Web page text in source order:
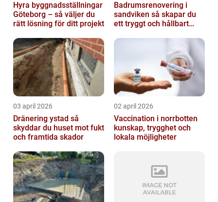
Hyra byggnadsställningar
Göteborg – så väljer du
rätt lösning för ditt projekt
Badrumsrenovering i
sandviken så skapar du
ett tryggt och hållbart
03 april 2026
Dränering ystad så
skyddar du huset mot fukt
och framtida skador
02 april 2026
Vaccination i norrbotten
kunskap, trygghet och
lokala möjligheter